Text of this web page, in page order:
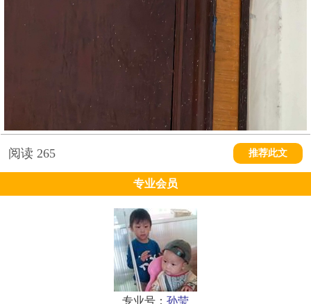
阅读 265 推荐此文
专业会员
专业号： 孙莹